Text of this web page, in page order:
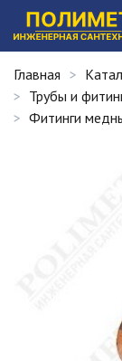
Главная
Трубы и
Фитинги